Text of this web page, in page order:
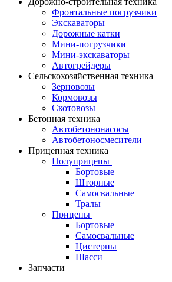
Фронтальные погрузчики
Экскаваторы
Дорожные катки
Мини-погрузчики
Мини-экскаваторы
Автогрейдеры
Сельскохозяйственная техника
Зерновозы
Кормовозы
Скотовозы
Бетонная техника
Автобетононасосы
Автобетоносмесители
Прицепная техника
Полуприцепы
Бортовые
Шторные
Самосвальные
Тралы
Прицепы
Бортовые
Самосвальные
Цистерны
Шасси
Запчасти